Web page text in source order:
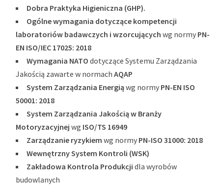
Dobra Praktyka Higieniczna (GHP).
Ogólne wymagania dotyczące kompetencji
laboratoriów badawczych i wzorcujących wg normyPN-
EN ISO/IEC 17025: 2018
Wymagania NATO dotyczące Systemu Zarządzania
Jakością zawarte w normach AQAP
System Zarządzania Energiąwg normyPN-EN ISO
50001: 2018
System Zarządzania Jakością w Branży
Motoryzacyjnej wg ISO/TS 16949
Zarządzanie ryzykiem wg normyPN-ISO 31000: 2018
Wewnętrzny System Kontroli (WSK)
Zakładowa Kontrola Produkcji dla wyrobów
budowlanych